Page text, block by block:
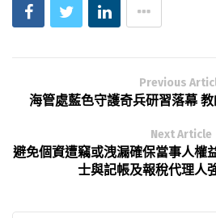
Previous
海管處藍色守護奇兵研習落幕
Next Article
避免個資遭竊或洩漏確保當事人
士與記帳及報稅代理人